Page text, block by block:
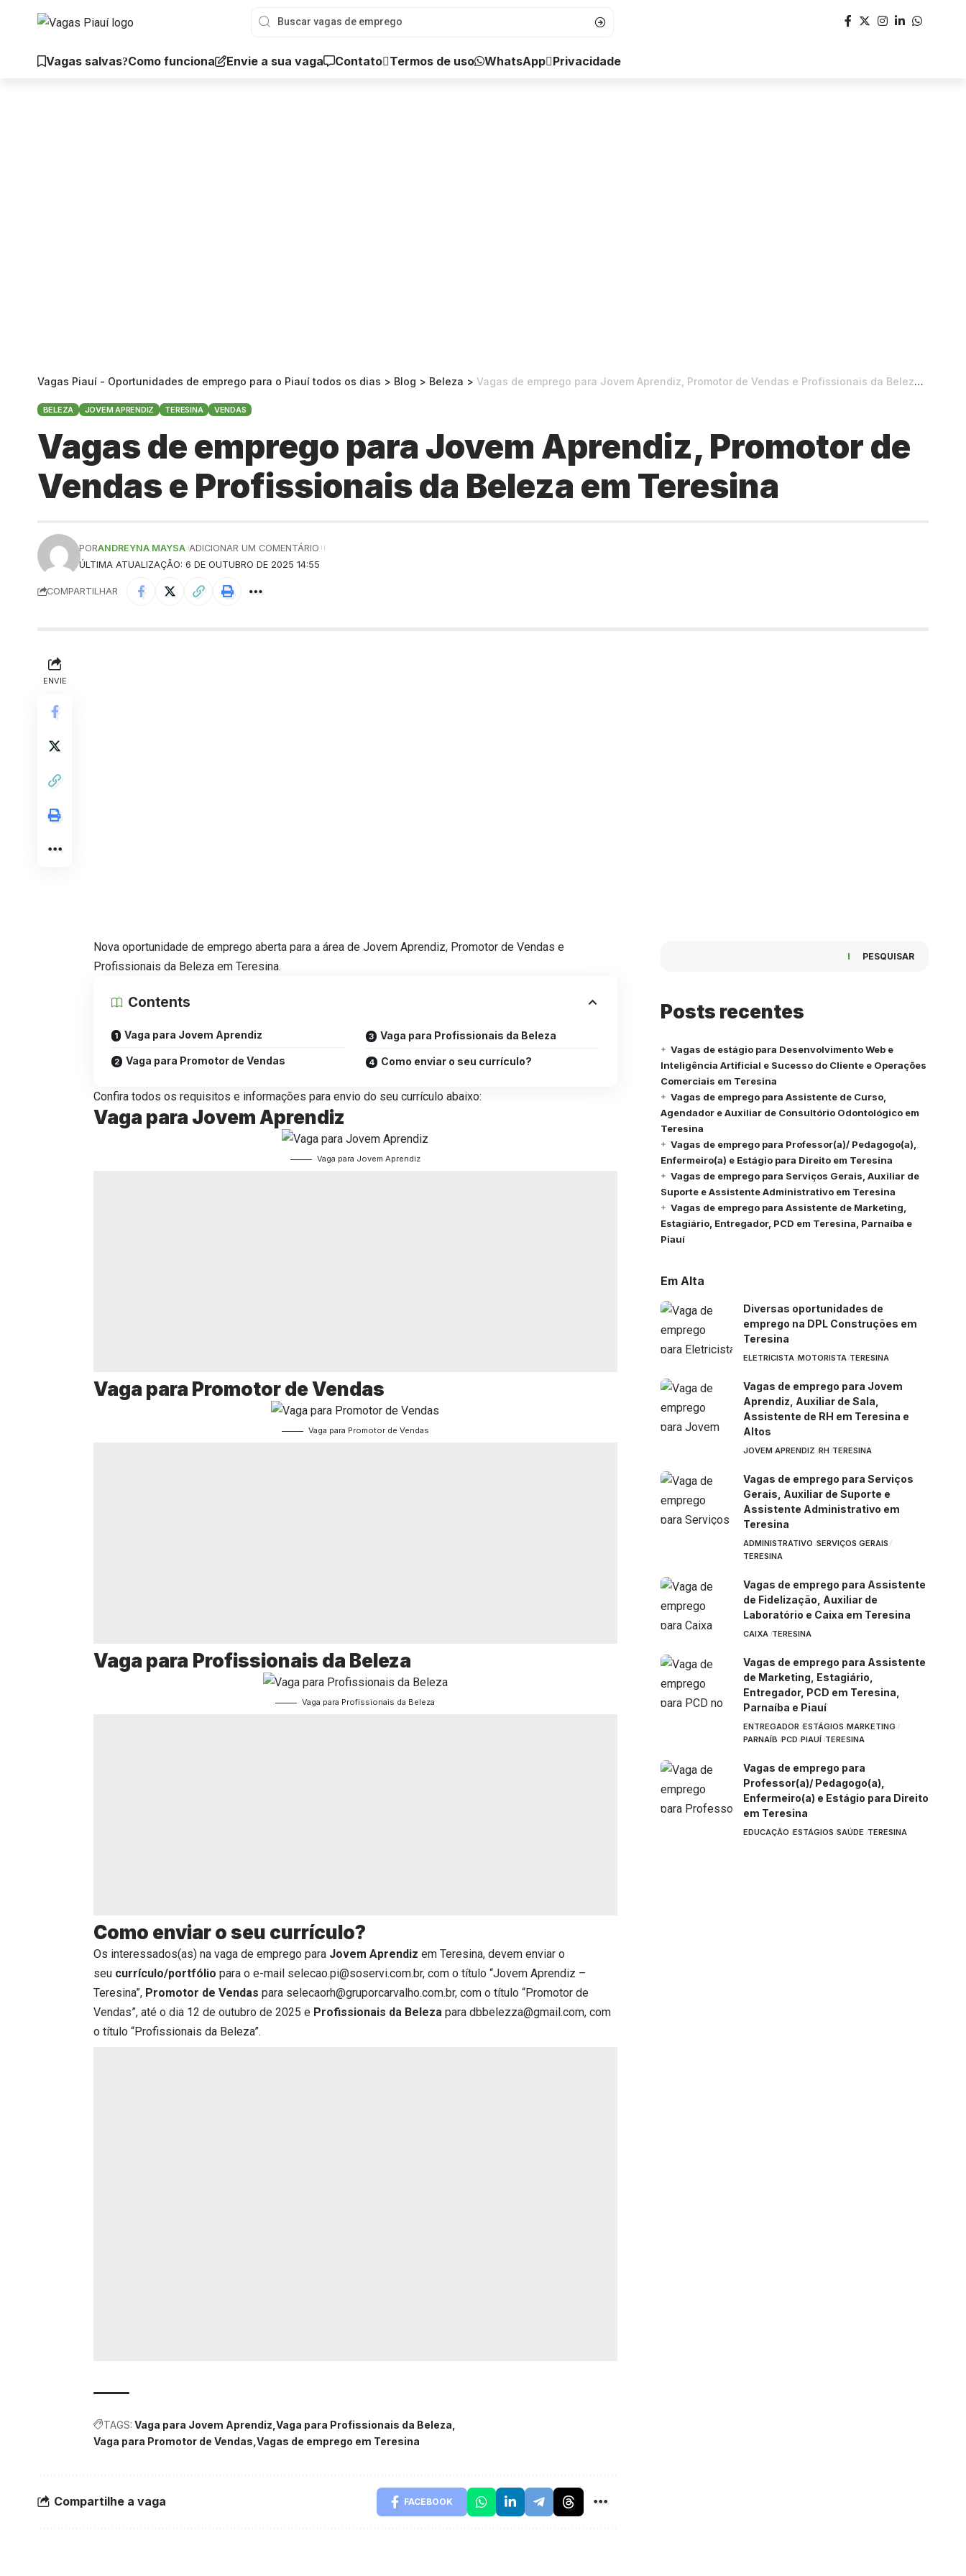
Vagas salvas Como funciona Envie a sua vaga Contato Termos de uso WhatsApp Privacidade
Vagas Piauí - Oportunidades de emprego para o Piauí todos os dias > Blog > Beleza > Vagas de emprego para Jovem Aprendiz, Promotor de Vendas e Profissionais da Beleza em Teresina
BELEZA JOVEM APRENDIZ TERESINA VENDAS
Vagas de emprego para Jovem Aprendiz, Promotor de
Vendas e Profissionais da Beleza em Teresina
ÚLTIMA ATUALIZAÇÃO: 6 DE OUTUBRO DE 2025 14:55
PORANDREYNA MAYSA ADICIONAR UM COMENTÁRIO
COMPARTILHAR
ENVIE
Nova oportunidade de emprego aberta para a área de Jovem Aprendiz, Promotor de Vendas e
Profissionais da Beleza em Teresina.
Contents
Vaga para Jovem Aprendiz
Vaga para Promotor de Vendas
Vaga para Profissionais da Beleza
Como enviar o seu currículo?
Confira todos os requisitos e informações para envio do seu currículo abaixo:
Vaga para Jovem Aprendiz
Vaga para Jovem Aprendiz
Vaga para Promotor de Vendas
Vaga para Promotor de Vendas
Vaga para Profissionais da Beleza
Vaga para Profissionais da Beleza
Como enviar o seu currículo?
Os interessados(as) na vaga de emprego para Jovem Aprendiz em Teresina, devem enviar o
seu currículo/portfólio para o e-mail selecao.pi@soservi.com.br, com o título “Jovem Aprendiz –
Teresina”, Promotor de Vendas para selecaorh@gruporcarvalho.com.br, com o título “Promotor de
Vendas”, até o dia 12 de outubro de 2025 e Profissionais da Beleza para dbbelezza@gmail.com, com
o título “Profissionais da Beleza”.
TAGS: Vaga para Jovem Aprendiz Vaga para Profissionais da Beleza
Vaga para Promotor de Vendas Vagas de emprego em Teresina
Compartilhe a vaga FACEBOOK
PESQUISAR
Posts recentes
Vagas de estágio para Desenvolvimento Web e
Inteligência Artificial e Sucesso do Cliente e Operações
Comerciais em Teresina
Vagas de emprego para Assistente de Curso,
Agendador e Auxiliar de Consultório Odontológico em
Teresina
Vagas de emprego para Professor(a)/ Pedagogo(a),
Enfermeiro(a) e Estágio para Direito em Teresina
Vagas de emprego para Serviços Gerais, Auxiliar de
Suporte e Assistente Administrativo em Teresina
Vagas de emprego para Assistente de Marketing,
Estagiário, Entregador, PCD em Teresina, Parnaíba e
Piauí
Em Alta
Diversas oportunidades de
emprego na DPL Construções em
Teresina
ELETRICISTA MOTORISTA TERESINA
Vagas de emprego para Jovem
Aprendiz, Auxiliar de Sala,
Assistente de RH em Teresina e
Altos
JOVEM APRENDIZ RH TERESINA
Vagas de emprego para Serviços
Gerais, Auxiliar de Suporte e
Assistente Administrativo em
Teresina
ADMINISTRATIVO SERVIÇOS GERAIS
TERESINA
Vagas de emprego para Assistente
de Fidelização, Auxiliar de
Laboratório e Caixa em Teresina
CAIXA TERESINA
Vagas de emprego para Assistente
de Marketing, Estagiário,
Entregador, PCD em Teresina,
Parnaíba e Piauí
ENTREGADOR ESTÁGIOS MARKETING
PARNAÍB PCD PIAUÍ TERESINA
Vagas de emprego para
Professor(a)/ Pedagogo(a),
Enfermeiro(a) e Estágio para Direito
em Teresina
EDUCAÇÃO ESTÁGIOS SAÚDE TERESINA